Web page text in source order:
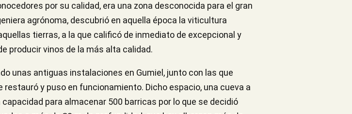
por su calidad, era una zona desconocida para el gran
agrónoma, descubrió en aquella época la viticultura
tierras, a la que calificó de inmediato de excepcional y
producir vinos de la más alta calidad.
unas antiguas instalaciones en Gumiel, junto con las que
y puso en funcionamiento. Dicho espacio, una cueva a
para almacenar 500 barricas por lo que se decidió